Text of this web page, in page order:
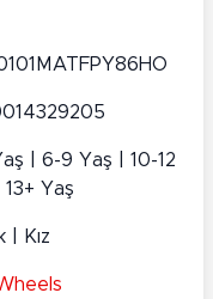
| 6-9 Yaş | 10-12
Yaş
| Kız